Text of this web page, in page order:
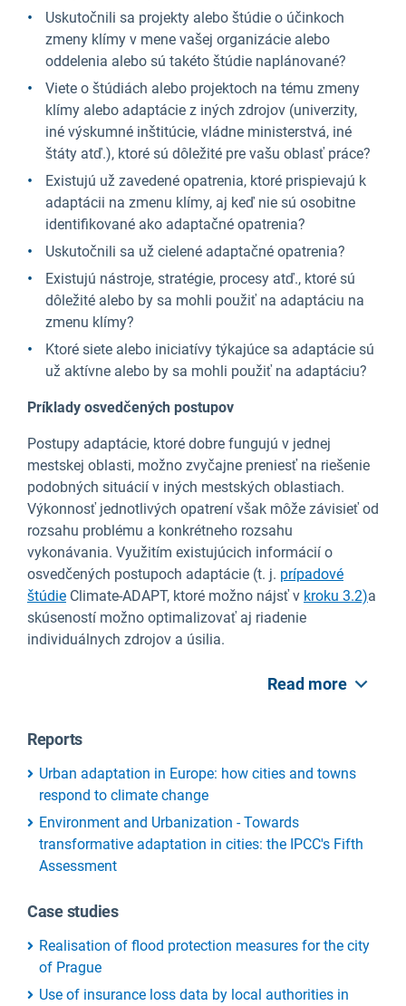
Uskutočnili sa projekty alebo štúdie o účinkoch
zmeny klímy v mene vašej organizácie alebo
oddelenia alebo sú takéto štúdie naplánované?
Viete o štúdiách alebo projektoch na tému zmeny
klímy alebo adaptácie z iných zdrojov (univerzity,
iné výskumné inštitúcie, vládne ministerstvá, iné
štáty atď.), ktoré sú dôležité pre vašu oblasť práce?
Existujú už zavedené opatrenia, ktoré prispievajú k
adaptácii na zmenu klímy, aj keď nie sú osobitne
identifikované ako adaptačné opatrenia?
Uskutočnili sa už cielené adaptačné opatrenia?
Existujú nástroje, stratégie, procesy atď., ktoré sú
dôležité alebo by sa mohli použiť na adaptáciu na
zmenu klímy?
Ktoré siete alebo iniciatívy týkajúce sa adaptácie sú
už aktívne alebo by sa mohli použiť na adaptáciu?
Príklady osvedčených postupov
Postupy adaptácie, ktoré dobre fungujú v jednej
mestskej oblasti, možno zvyčajne preniesť na riešenie
podobných situácií v iných mestských oblastiach.
Výkonnosť jednotlivých opatrení však môže závisieť od
rozsahu problému a konkrétneho rozsahu
vykonávania. Využitím existujúcich informácií o
osvedčených postupoch adaptácie (t. j. prípadové
štúdie Climate-ADAPT, ktoré možno nájsť v kroku 3.2)a
skúseností možno optimalizovať aj riadenie
individuálnych zdrojov a úsilia.
Read more
Reports
Urban adaptation in Europe: how cities and towns
respond to climate change
Environment and Urbanization - Towards
transformative adaptation in cities: the IPCC's Fifth
Assessment
Case studies
Realisation of flood protection measures for the city
of Prague
Use of insurance loss data by local authorities in